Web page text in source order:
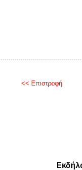
<< Επιστροφή